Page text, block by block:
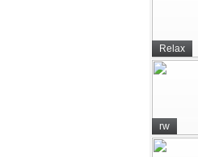
Relax
rw